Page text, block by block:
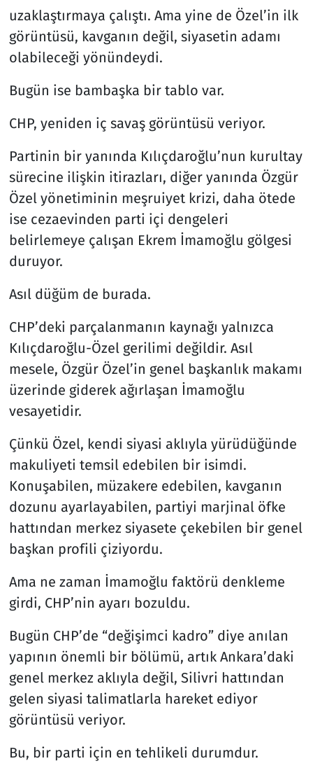
uzaklaştırmaya çalıştı. Ama yine de Özel’in ilk
görüntüsü, kavganın değil, siyasetin adamı
olabileceği yönündeydi.
Bugün ise bambaşka bir tablo var.
CHP, yeniden iç savaş görüntüsü veriyor.
Partinin bir yanında Kılıçdaroğlu’nun kurultay
sürecine ilişkin itirazları, diğer yanında Özgür
Özel yönetiminin meşruiyet krizi, daha ötede
ise cezaevinden parti içi dengeleri
belirlemeye çalışan Ekrem İmamoğlu gölgesi
duruyor.
Asıl düğüm de burada.
CHP’deki parçalanmanın kaynağı yalnızca
Kılıçdaroğlu-Özel gerilimi değildir. Asıl
mesele, Özgür Özel’in genel başkanlık makamı
üzerinde giderek ağırlaşan İmamoğlu
vesayetidir.
Çünkü Özel, kendi siyasi aklıyla yürüdüğünde
makuliyeti temsil edebilen bir isimdi.
Konuşabilen, müzakere edebilen, kavganın
dozunu ayarlayabilen, partiyi marjinal öfke
hattından merkez siyasete çekebilen bir genel
başkan profili çiziyordu.
Ama ne zaman İmamoğlu faktörü denkleme
girdi, CHP’nin ayarı bozuldu.
Bugün CHP’de “değişimci kadro” diye anılan
yapının önemli bir bölümü, artık Ankara’daki
genel merkez aklıyla değil, Silivri hattından
gelen siyasi talimatlarla hareket ediyor
görüntüsü veriyor.
Bu, bir parti için en tehlikeli durumdur.